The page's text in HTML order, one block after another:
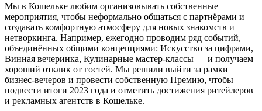
Мы в Кошельке любим организовывать собственные
мероприятия, чтобы неформально общаться с партнёрами и
создавать комфортную атмосферу для новых знакомств и
нетворкинга. Например, ежегодно проводим ряд событий,
объединённых общими концепциями: Искусство за цифрами,
Винная вечеринка, Кулинарные мастер-классы — и получаем
хороший отклик от гостей. Мы решили выйти за рамки
бизнес-вечеров и провести собственную Премию, чтобы
подвести итоги 2023 года и отметить достижения ритейлеров
и рекламных агентств в Кошельке.